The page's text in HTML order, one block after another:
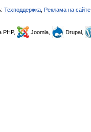
Техподдержка Реклама на сайте
PHP, Joomla, Drupal,